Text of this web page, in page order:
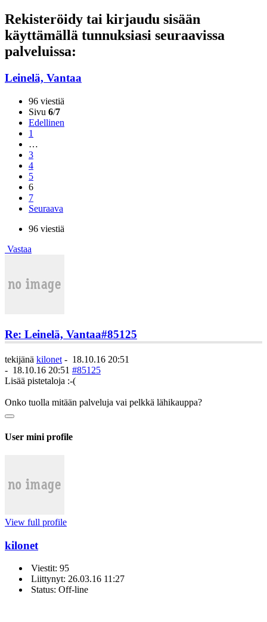
Rekisteröidy tai kirjaudu sisään
käyttämällä tunnuksiasi seuraavissa
palveluissa:
Leinelä, Vantaa
96 viestiä
Sivu 6/7
Edellinen
1
…
3
4
5
6
7
Seuraava
96 viestiä
Vastaa
Re: Leinelä, Vantaa#85125
tekijänä kilonet- 18.10.16 20:51
- 18.10.16 20:51 #85125
Lisää pistetaloja :-(
Onko tuolla mitään palveluja vai pelkkä lähikauppa?
User mini profile
View full profile
kilonet
Viestit: 95
Liittynyt: 26.03.16 11:27
Status: Off-line